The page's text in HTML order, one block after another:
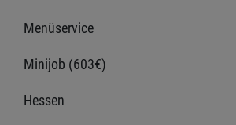
Menüservice
Minijob (603€)
Hessen